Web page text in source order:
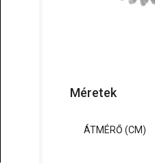
Méretek
ÁTMÉRŐ (CM)